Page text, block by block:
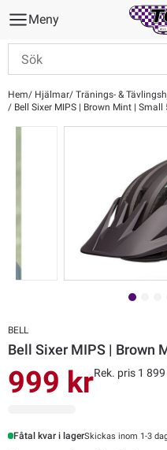
Meny
Hem Hjälmar Tränings- &
Bell Sixer MIPS | Brown Mint | Small
BELL
Bell Sixer MIPS | Brown
999 krRek. pris 1
Fåtal kvar i lagerSkickas inom 1-3